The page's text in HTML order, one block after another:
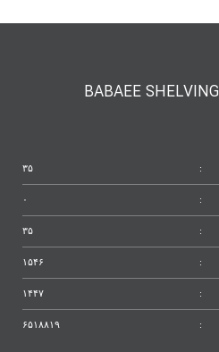
BABAEE SHELVING
: ۳۵
: ۰
: ۳۵
: ۱۵۴۶
: ۱۴۴۷
: ۶۵۱۸۸۱۹